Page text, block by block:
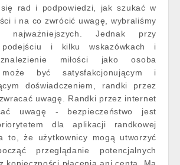
się rad i podpowiedzi, jak szukać w
i na co zwrócić uwagę, wybraliśmy
Jednak przy
podejściu i kilku wskazówkach i
miłości jako osoba
może być satysfakcjonującym i
doświadczeniem, randki przez
uwagę. Randki przez internet
uwagę - bezpieczeństwo jest
dla aplikacji randkowej
to, że użytkownicy mogą utworzyć
przeglądanie potencjalnych